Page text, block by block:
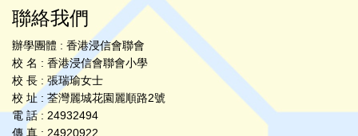
聯絡我們
辦學團體 : 香港浸信會聯會
校 名 : 香港浸信會聯會小學
校 長 : 張瑞瑜女士
校 址 : 荃灣麗城花園麗順路2號
電 話 : 24932494
傳 真 : 24920922